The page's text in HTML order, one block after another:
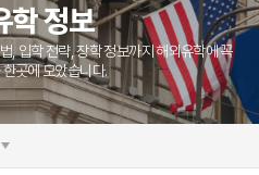
정보
학 정보
, 입학 전략, 장학 정보까지 해외유학에 꼭
곳에 모았습니다.